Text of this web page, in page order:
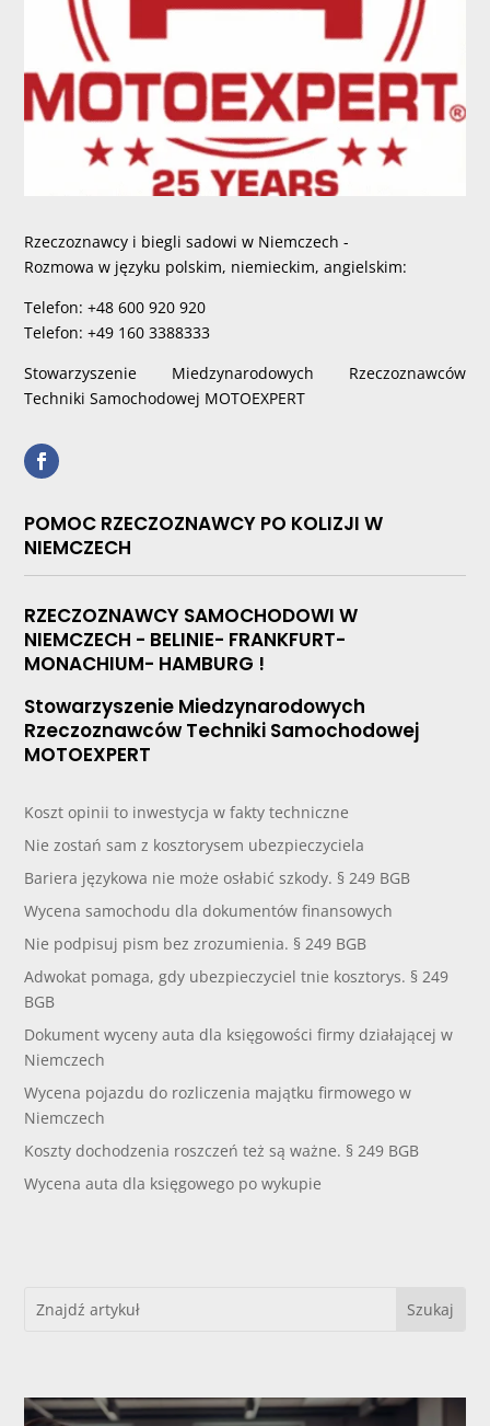
Rzeczoznawcy i biegli sadowi w Niemczech -
Rozmowa w języku polskim, niemieckim, angielskim:
Telefon: +48 600 920 920
Telefon: +49 160 3388333
Stowarzyszenie Miedzynarodowych Rzeczoznawców
Techniki Samochodowej MOTOEXPERT
POMOC RZECZOZNAWCY PO KOLIZJI W
NIEMCZECH
RZECZOZNAWCY SAMOCHODOWI W
NIEMCZECH - BELINIE- FRANKFURT-
MONACHIUM- HAMBURG !
Stowarzyszenie Miedzynarodowych
Rzeczoznawców Techniki Samochodowej
MOTOEXPERT
Koszt opinii to inwestycja w fakty techniczne
Nie zostań sam z kosztorysem ubezpieczyciela
Bariera językowa nie może osłabić szkody. § 249 BGB
Wycena samochodu dla dokumentów finansowych
Nie podpisuj pism bez zrozumienia. § 249 BGB
Adwokat pomaga, gdy ubezpieczyciel tnie kosztorys. § 249
BGB
Dokument wyceny auta dla księgowości firmy działającej w
Niemczech
Wycena pojazdu do rozliczenia majątku firmowego w
Niemczech
Koszty dochodzenia roszczeń też są ważne. § 249 BGB
Wycena auta dla księgowego po wykupie